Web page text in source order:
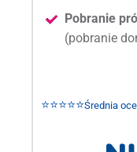
Pobranie
(pobranie
⭐⭐⭐⭐⭐Średnia